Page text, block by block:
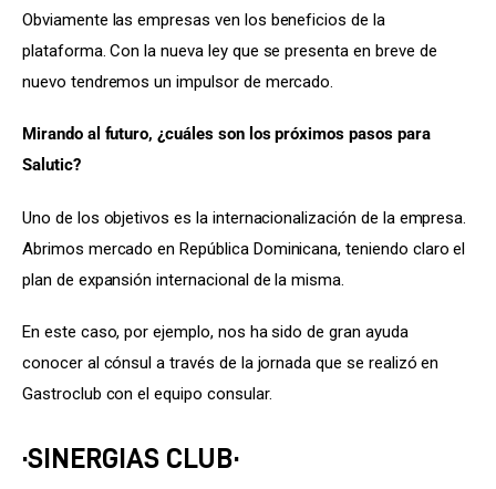
Obviamente las empresas ven los beneficios de la
plataforma. Con la nueva ley que se presenta en breve de
nuevo tendremos un impulsor de mercado.
Mirando al futuro, ¿cuáles son los próximos pasos para
Salutic?
Uno de los objetivos es la internacionalización de la empresa.
Abrimos mercado en República Dominicana, teniendo claro el
plan de expansión internacional de la misma.
En este caso, por ejemplo, nos ha sido de gran ayuda
conocer al cónsul a través de la jornada que se realizó en
Gastroclub con el equipo consular.
·SINERGIAS CLUB·